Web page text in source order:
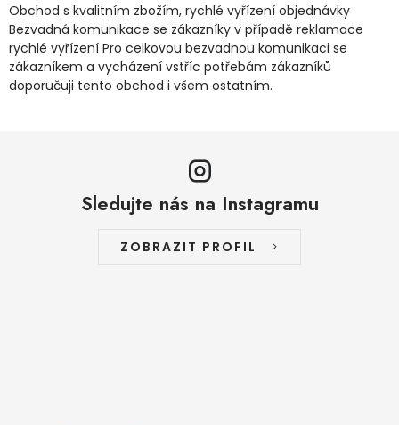
Obchod s kvalitním zbožím, rychlé vyřízení objednávky
Bezvadná komunikace se zákazníky v případě reklamace
rychlé vyřízení Pro celkovou bezvadnou komunikaci se
zákazníkem a vycházení vstříc potřebám zákazníků
doporučuji tento obchod i všem ostatním.
Sledujte nás na Instagramu
ZOBRAZIT PROFIL